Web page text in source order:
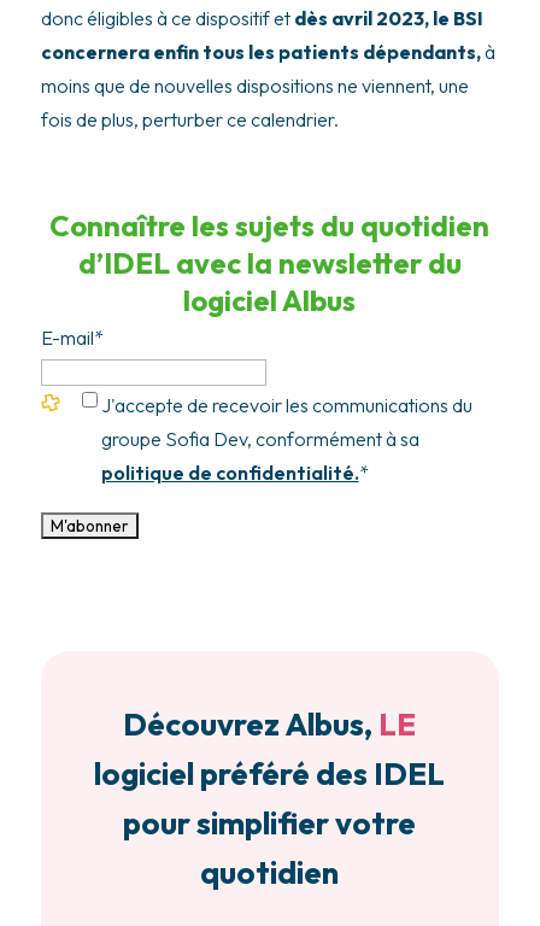
donc éligibles à ce dispositif et dès avril 2023, le BSI
concernera enfin tous les patients dépendants,à
moins que de nouvelles dispositions ne viennent, une
fois de plus, perturber ce calendrier.
Connaître les sujets du quotidien
d’IDEL avec la newsletter du
logiciel Albus
E-mail*
J'accepte de recevoir les communications du
groupe Sofia Dev, conformément à sa
politique de confidentialité.*
Découvrez Albus, LE
logiciel préféré des IDEL
pour simplifier votre
quotidien